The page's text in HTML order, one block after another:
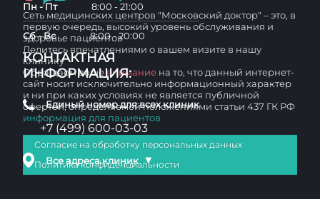
Пн - Пт 8:00 - 21:00
Сб - Вс 8:00 - 20:00
КОНТАКТНАЯ
ИНФОРМАЦИЯ:
Единый номер для всех клиник
+7 (499) 600-03-03
Все адреса клиник ▼
Сеть медицинских центров "Московский доктор" – это, в
первую очередь, высокий уровень обслуживания и
здоровье пациентов
Делитесь впечатлениями о вашем визите в нашу
клинику
Обращаем вашевнимание на то, что данный интернет-
сайт носит исключительно информационный характер
и ни при каких условиях не является публичной
офертой, определяемой положениями статьи 437 ГК РФ
информация для пациентов
Согласие на обработку персональных данных
Политика конфиденциальности